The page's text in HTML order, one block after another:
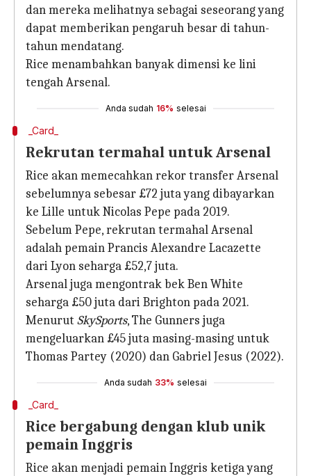
dan mereka melihatnya sebagai seseorang yang
dapat memberikan pengaruh besar di tahun-
tahun mendatang.
Rice menambahkan banyak dimensi ke lini
tengah Arsenal.
Anda sudah 16% selesai
_Card_
Rekrutan termahal untuk Arsenal
Rice akan memecahkan rekor transfer Arsenal
sebelumnya sebesar £72 juta yang dibayarkan
ke Lille untuk Nicolas Pepe pada 2019.
Sebelum Pepe, rekrutan termahal Arsenal
adalah pemain Prancis Alexandre Lacazette
dari Lyon seharga £52,7 juta.
Arsenal juga mengontrak bek Ben White
seharga £50 juta dari Brighton pada 2021.
Menurut SkySports, The Gunners juga
mengeluarkan £45 juta masing-masing untuk
Thomas Partey (2020) dan Gabriel Jesus (2022).
Anda sudah 33% selesai
_Card_
Rice bergabung dengan klub unik
pemain Inggris
Rice akan menjadi pemain Inggris ketiga yang